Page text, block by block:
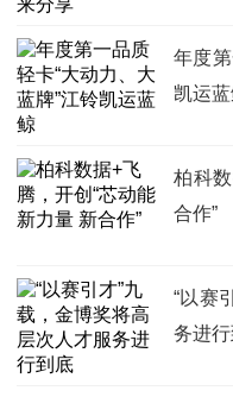
年度
凯运
柏科
合作”
“以赛
务进